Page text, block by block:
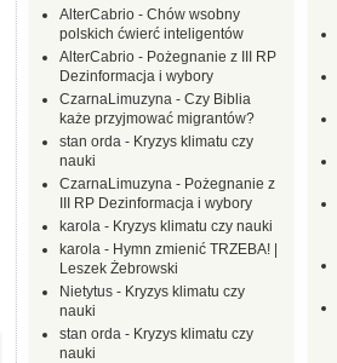
AlterCabrio - Chów wsobny
polskich ćwierć inteligentów
AlterCabrio - Pożegnanie z III RP
Dezinformacja i wybory
CzarnaLimuzyna - Czy Biblia
każe przyjmować migrantów?
stan orda - Kryzys klimatu czy
nauki
CzarnaLimuzyna - Pożegnanie z
III RP Dezinformacja i wybory
karola - Kryzys klimatu czy nauki
karola - Hymn zmienić TRZEBA! |
Leszek Żebrowski
Nietytus - Kryzys klimatu czy
nauki
stan orda - Kryzys klimatu czy
nauki